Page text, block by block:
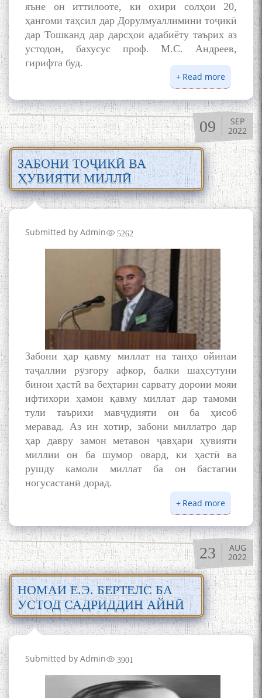
яъне он иттилооте, ки охири солҳои 20,
ҳангоми таҳсил дар Дорулмуаллимини тоҷикӣ
дар Тошканд дар дарсҳои адабиёту таърих аз
устодон, бахусус проф. М.С. Андреев,
гирифта буд.
Read more
УСТОД
РӮДАКӢ
ДАР
СОТИМ
09
SEP
2022
ЗАБОНИ ТОҶИКӢ ВА
ҲУВИЯТИ МИЛЛӢ
Submitted by Admin 5262
Забони ҳар қавму миллат на танҳо ойинаи
таҷаллии рӯзгору афкор, балки шаҳсутуни
бинои ҳастӣ ва беҳтарин сарвату дороии мояи
ифтихори ҳамон қавму миллат дар тамоми
тули таърихи мавҷудияти он ба ҳисоб
меравад. Аз ин хотир, забони миллатро дар
ҳар давру замон метавон ҷавҳари ҳувияти
миллии он ба шумор овард, ки ҳастӣ ва
рушду камоли миллат ба он бастагии
ногусастанӣ дорад.
Read more
ЗАБОНИ
ТОҶИКӢ
ВА
МИЛЛӢ
23
AUG
2022
НОМАИ Е.Э. БЕРТЕЛС БА
УСТОД САДРИДДИН АЙНӢ
Submitted by Admin 3901